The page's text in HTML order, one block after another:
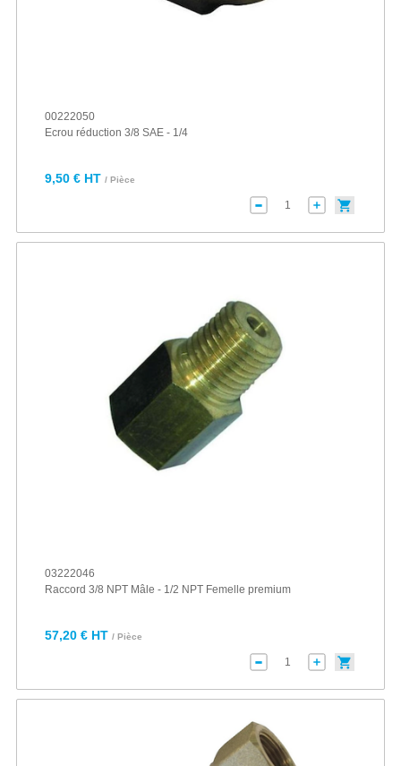
00222050
Ecrou réduction 3/8 SAE - 1/4
9,50 € HT / Pièce
03222046
Raccord 3/8 NPT Mâle - 1/2 NPT Femelle premium
57,20 € HT / Pièce